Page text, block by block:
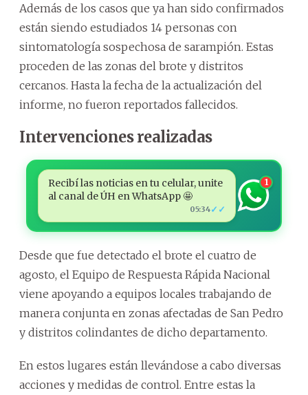
Además de los casos que ya han sido confirmados
están siendo estudiados 14 personas con
sintomatología sospechosa de sarampión. Estas
proceden de las zonas del brote y distritos
cercanos. Hasta la fecha de la actualización del
informe, no fueron reportados fallecidos.
Intervenciones realizadas
Recibí las noticias en tu celular, unite
al canal de ÚH en WhatsApp 🤩
05:34✓✓
1
Desde que fue detectado el brote el cuatro de
agosto, el Equipo de Respuesta Rápida Nacional
viene apoyando a equipos locales trabajando de
manera conjunta en zonas afectadas de San Pedro
y distritos colindantes de dicho departamento.
En estos lugares están llevándose a cabo diversas
acciones y medidas de control. Entre estas la